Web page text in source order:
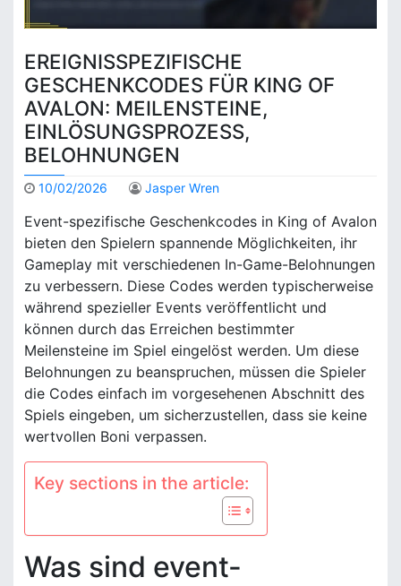
EREIGNISSPEZIFISCHE
GESCHENKCODES FÜR KING OF
AVALON: MEILENSTEINE,
EINLÖSUNGSPROZESS,
BELOHNUNGEN
10/02/2026 Jasper Wren
Event-spezifische Geschenkcodes in King of Avalon
bieten den Spielern spannende Möglichkeiten, ihr
Gameplay mit verschiedenen In-Game-Belohnungen
zu verbessern. Diese Codes werden typischerweise
während spezieller Events veröffentlicht und
können durch das Erreichen bestimmter
Meilensteine im Spiel eingelöst werden. Um diese
Belohnungen zu beanspruchen, müssen die Spieler
die Codes einfach im vorgesehenen Abschnitt des
Spiels eingeben, um sicherzustellen, dass sie keine
wertvollen Boni verpassen.
Key sections in the article:
Was sind event-